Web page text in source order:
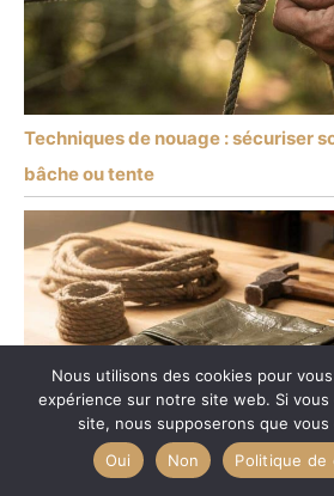
Techniques de nouage : sécuriser
bâche ou tente
Nous utilisons des cookies pour
expérience sur notre site web. Si
site, nous supposerons que
Oui
Non Politique de